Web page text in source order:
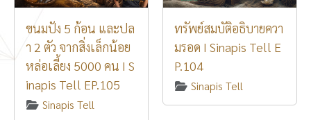
ขนมปัง 5 ก้อน และปล
า 2 ตัว จากสิ่งเล็กน้อย
หล่อเลี้ยง 5000 คน I S
inapis Tell EP.105
Sinapis Tell
ทรัพย์สมบัติอธิบายควา
มรอด I Sinapis Tell E
P.104
Sinapis Tell